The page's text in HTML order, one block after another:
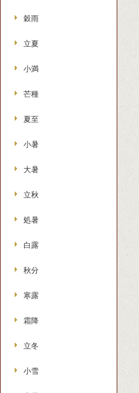
穀雨
立夏
小満
芒種
夏至
小暑
大暑
立秋
処暑
白露
秋分
寒露
霜降
立冬
小雪